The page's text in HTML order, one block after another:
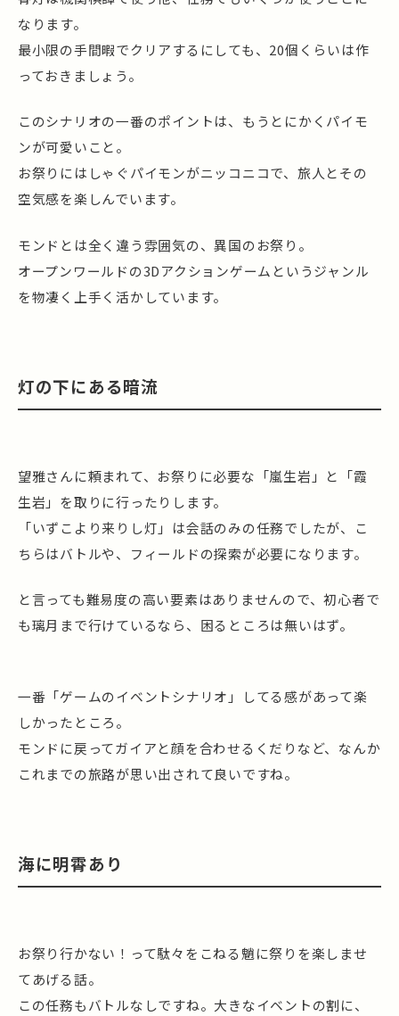
なります。
最小限の手間暇でクリアするにしても、20個くらいは作
っておきましょう。
このシナリオの一番のポイントは、もうとにかくパイモ
ンが可愛いこと。
お祭りにはしゃぐパイモンがニッコニコで、旅人とその
空気感を楽しんでいます。
モンドとは全く違う雰囲気の、異国のお祭り。
オープンワールドの3Dアクションゲームというジャンル
を物凄く上手く活かしています。
灯の下にある暗流
望雅さんに頼まれて、お祭りに必要な「嵐生岩」と「霞
生岩」を取りに行ったりします。
「いずこより来りし灯」は会話のみの任務でしたが、こ
ちらはバトルや、フィールドの探索が必要になります。
と言っても難易度の高い要素はありませんので、初心者で
も璃月まで行けているなら、困るところは無いはず。
一番「ゲームのイベントシナリオ」してる感があって楽
しかったところ。
モンドに戻ってガイアと顔を合わせるくだりなど、なんか
これまでの旅路が思い出されて良いですね。
海に明霄あり
お祭り行かない！って駄々をこねる魈に祭りを楽しませ
てあげる話。
この任務もバトルなしですね。大きなイベントの割に、